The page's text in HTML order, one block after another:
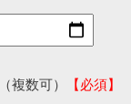
複数可）
【必須】